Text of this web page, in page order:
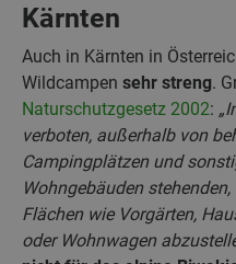
Kärnten
Auch in Kärnten in
Wildcampen sehr streng.
Naturschutzgesetz 2002:
verboten, außerhalb von
Campingplätzen und
Wohngebäuden
Flächen wie Vorgärten,
oder Wohnwagen